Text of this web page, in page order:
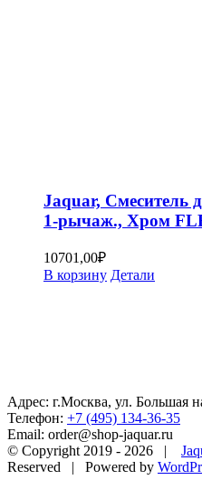
Jaquar, Смеситель
1-рычаж., Хром
10701,00₽
В корзину Детали
Адрес: г.Москва, ул. Большая
Телефон: +7 (495) 134-36-35
Email: order@shop-jaquar.ru
© Copyright 2019 - 2026 |
Reserved | Powered by